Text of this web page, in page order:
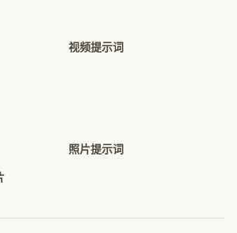
视频提示词
照片提示词